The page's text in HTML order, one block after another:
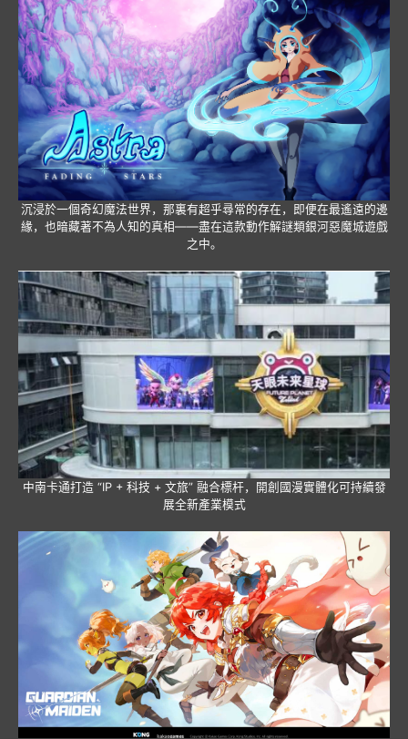
沉浸於一個奇幻魔法世界，那裏有超乎尋常的存在，即便在最遙遠的邊
緣，也暗藏著不為人知的真相——盡在這款動作解謎類銀河惡魔城遊戲
之中。
中南卡通打造 “IP + 科技 + 文旅” 融合標杆，開創國漫實體化可持續發
展全新產業模式